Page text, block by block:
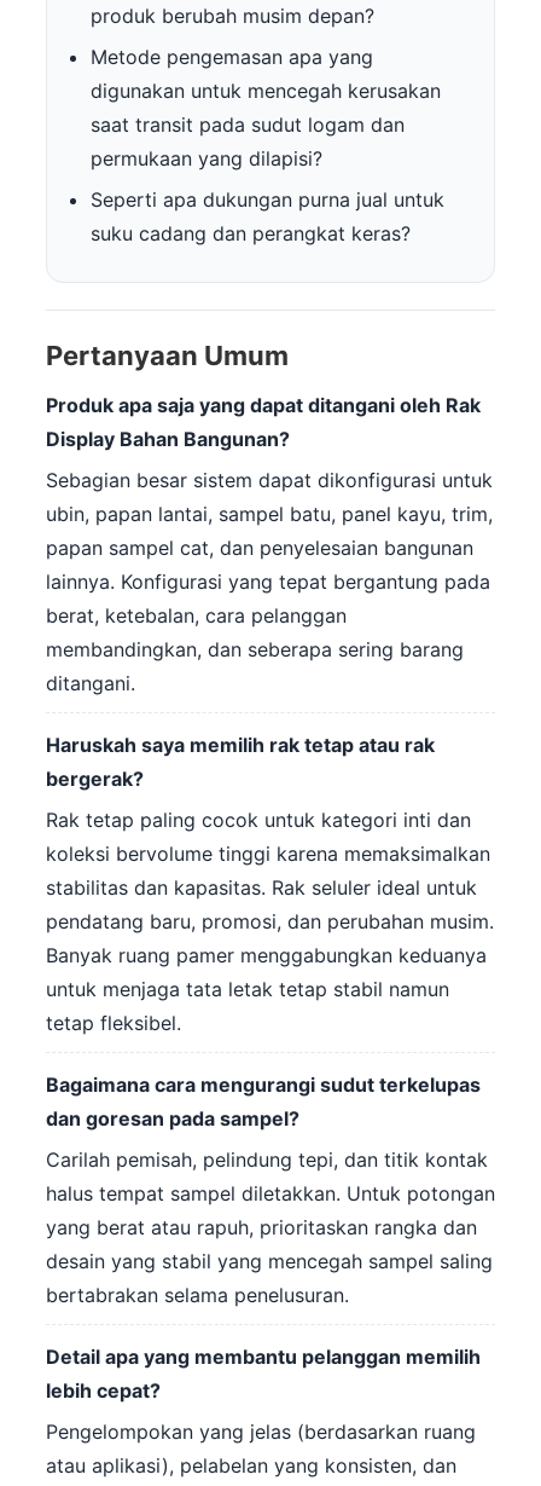
produk berubah musim depan?
Metode pengemasan apa yang
digunakan untuk mencegah kerusakan
saat transit pada sudut logam dan
permukaan yang dilapisi?
Seperti apa dukungan purna jual untuk
suku cadang dan perangkat keras?
Pertanyaan Umum
Produk apa saja yang dapat ditangani oleh Rak
Display Bahan Bangunan?
Sebagian besar sistem dapat dikonfigurasi untuk
ubin, papan lantai, sampel batu, panel kayu, trim,
papan sampel cat, dan penyelesaian bangunan
lainnya. Konfigurasi yang tepat bergantung pada
berat, ketebalan, cara pelanggan
membandingkan, dan seberapa sering barang
ditangani.
Haruskah saya memilih rak tetap atau rak
bergerak?
Rak tetap paling cocok untuk kategori inti dan
koleksi bervolume tinggi karena memaksimalkan
stabilitas dan kapasitas. Rak seluler ideal untuk
pendatang baru, promosi, dan perubahan musim.
Banyak ruang pamer menggabungkan keduanya
untuk menjaga tata letak tetap stabil namun
tetap fleksibel.
Bagaimana cara mengurangi sudut terkelupas
dan goresan pada sampel?
Carilah pemisah, pelindung tepi, dan titik kontak
halus tempat sampel diletakkan. Untuk potongan
yang berat atau rapuh, prioritaskan rangka dan
desain yang stabil yang mencegah sampel saling
bertabrakan selama penelusuran.
Detail apa yang membantu pelanggan memilih
lebih cepat?
Pengelompokan yang jelas (berdasarkan ruang
atau aplikasi), pelabelan yang konsisten, dan